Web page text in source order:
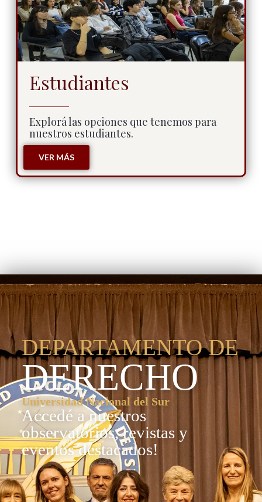
Estudiantes
Explorá las opciones que tenemos para
nuestros estudiantes.
VER MÁS
Derecho
DEPARTAMENTO DE
DERECHO
Universidad Nacional del Sur
Accedé a nuestros
observatorios, revistas y
eventos destacados!